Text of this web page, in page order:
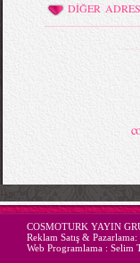
DİĞER
-->
COSMOTURK YAYIN
Reklam Satış & Pazarlama:
Web Programlama : Selim